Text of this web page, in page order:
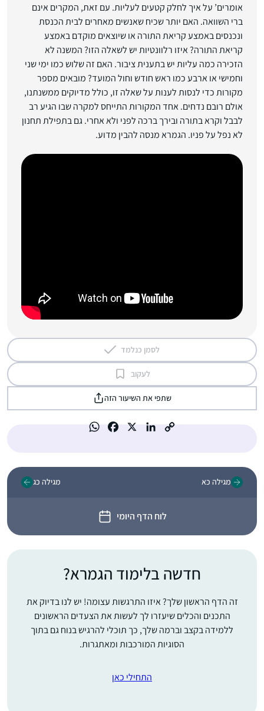
אומרים’ על איך לחלק קטעים לעליות. עם זאת, המקרים אינם
ברי השוואה. האם יותר שכיח שאנשים מאחרים לבית הכנסת
ונכנסים באמצע קריאת התורה או שיוצאים מוקדם באמצע
קריאת התורה? איזו רלוונטיות יש לשאלה הזו? המשנה לא
הזכירה כמה עליות יש בתענית ציבור. האם זה שלוש כמו ימי שני
וחמישי או ארבע כמו ראש חודש וחול המועד? מובאים מספר
מקורות כדי לנסות לענות על שאלה זו, כולל מדיוקים ממשנתנו,
אולם רובם נדחים. אחד המקורות התייחס למקרה שבו הגיע רב
לבבל וקרא בתורה ובירך ברכה לפני ולא אחרי. גם בתפילת תחנון
לא נפל על פניו. הגמרא מנסה להבין מדוע.
לסמן כנלמד
לעקוב
שתפי את השיעור הזה
מגילה כא
לוח הדף היומי
מגילה כג
חדשה בלימוד הגמרא?
זה הדף הראשון שלך? איזו התרגשות עצומה! יש לנו בדיוק את
התכנים והכלים שיעזרו לך לעשות את הצעדים הראשונים
ללמידה בקצב וברמה שלך, כך תוכלי להרגיש בנוח גם בתוך
הסוגיות המורכבות ומאתגרות.
התחילי כאן